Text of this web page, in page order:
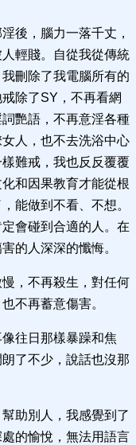
後，腦力一落千丈，
輕賤。自從我從傳統
刪除了我電腦所有的
除了SY，不再看網
艷語，不再意淫各種
人，也不去洗浴中心
難戒，我也反反覆覆
和因果教育才能從根
能做到不看、不想。
會碰到合適的人。在
的人深深的懺悔。
，不再殺生，對任何
不再蓄意傷害。
往日那樣暴躁和焦
了不少，說話也沒那
助別人，我感覺到了
的愉悅，無法用語言